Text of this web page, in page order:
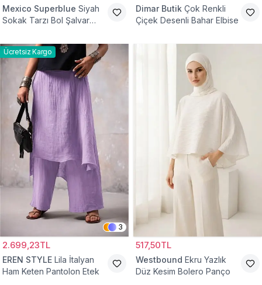
Mexico Superblue Siyah
Sokak Tarzı Bol Şalvar
Dimar Butik Çok Renkli
Çiçek Desenli Bahar Elbise
Ücretsiz Kargo
3
2.699,23TL
EREN STYLE Lila İtalyan
Ham Keten Pantolon Etek
517,50TL
Westbound Ekru Yazlık
Düz Kesim Bolero Panço